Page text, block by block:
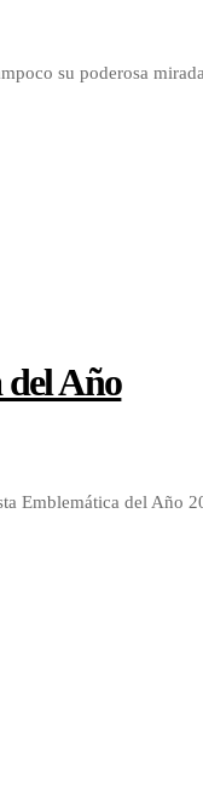
su poderosa
del Año
Emblemática del Año